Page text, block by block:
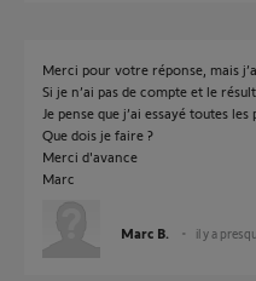
Merci pour votre réponse, mais
Si je n’ai pas de compte et le
Je pense que j’ai essayé toutes
Que dois je faire ?
Merci d'avance
Marc
Marc B. il y a